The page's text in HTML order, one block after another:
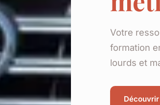
Votre
formation
lourds et